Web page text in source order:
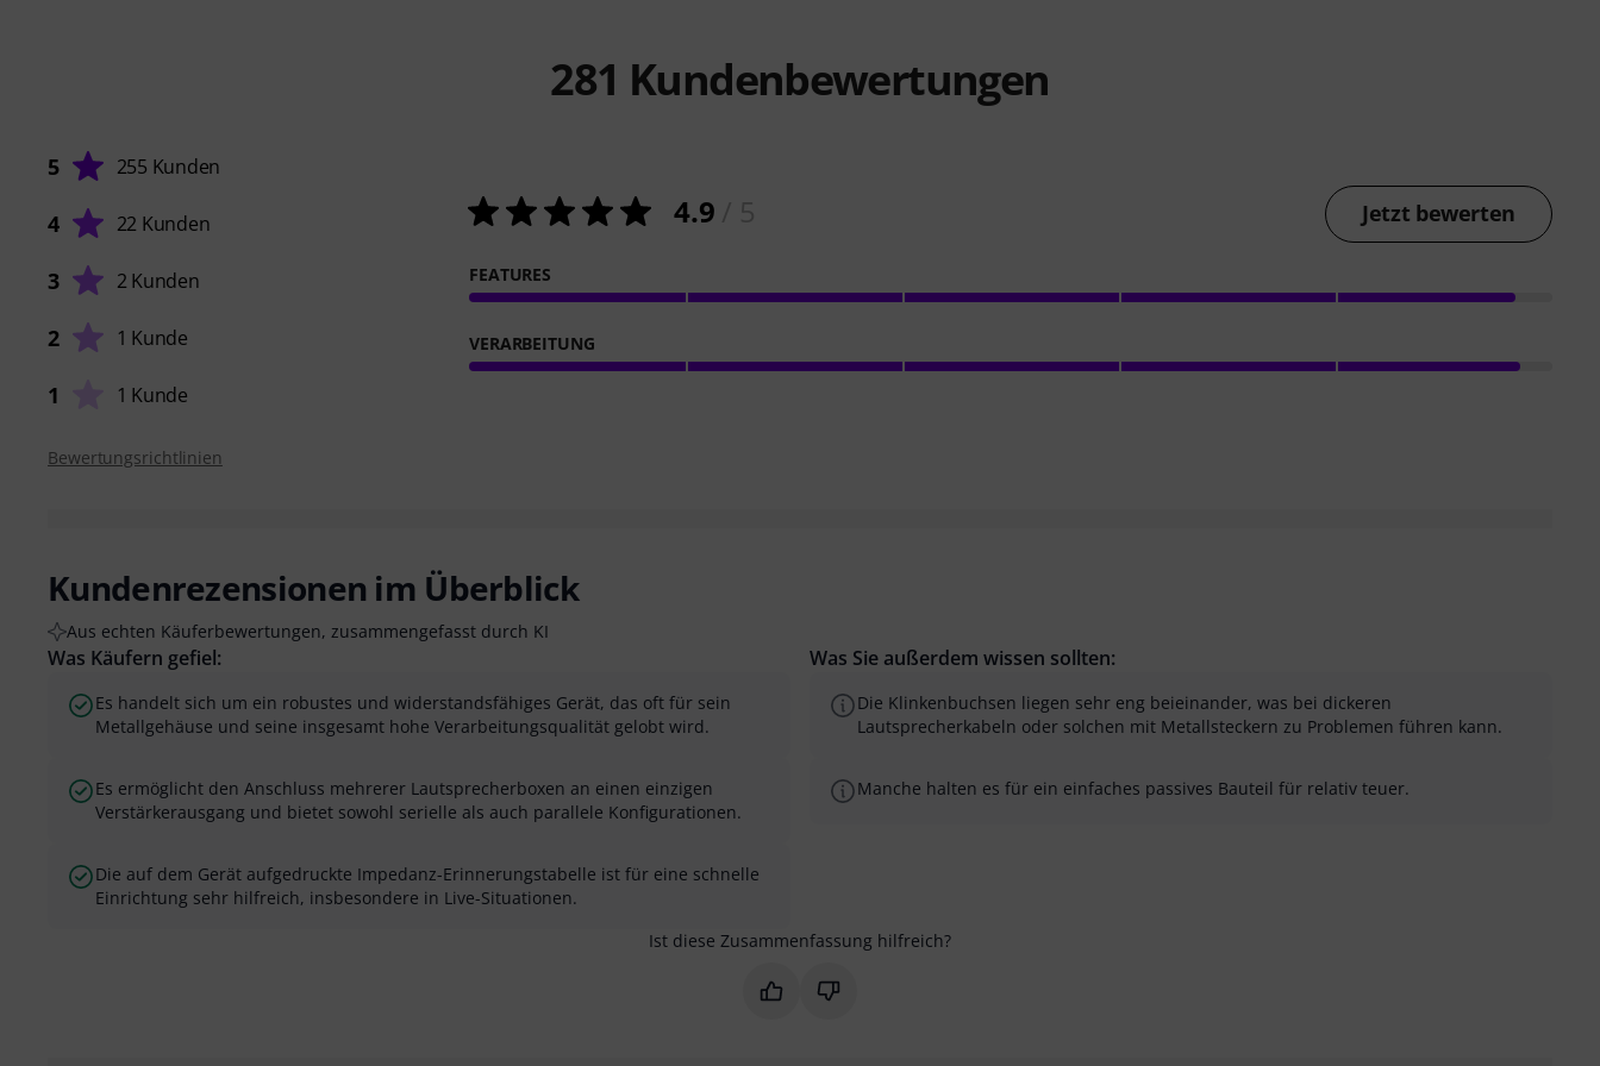
281 Kundenbewertungen
5 255 Kunden
4 22 Kunden
3 2 Kunden
2 1 Kunde
1 1 Kunde
4.9 Jetzt bewerten
FEATURES
VERARBEITUNG
Bewertungsrichtlinien
Kundenrezensionen im Überblick
Aus echten Käuferbewertungen, zusammengefasst durch KI
Was Käufern gefiel:
Es handelt sich um ein robustes und widerstandsfähiges Gerät, das oft für sein
Metallgehäuse und seine insgesamt hohe Verarbeitungsqualität gelobt wird.
Es ermöglicht den Anschluss mehrerer Lautsprecherboxen an einen einzigen
Verstärkerausgang und bietet sowohl serielle als auch parallele Konfigurationen.
Die auf dem Gerät aufgedruckte Impedanz-Erinnerungstabelle ist für eine schnelle
Einrichtung sehr hilfreich, insbesondere in Live-Situationen.
Was Sie außerdem wissen sollten:
Die Klinkenbuchsen liegen sehr eng beieinander, was bei dickeren
Lautsprecherkabeln oder solchen mit Metallsteckern zu Problemen führen kann.
Manche halten es für ein einfaches passives Bauteil für relativ teuer.
Ist diese Zusammenfassung hilfreich?
Markieren Sie diese Zusammenfassung als hilfreich
Markieren Sie diese Zusammenfassung als nicht hilfreich